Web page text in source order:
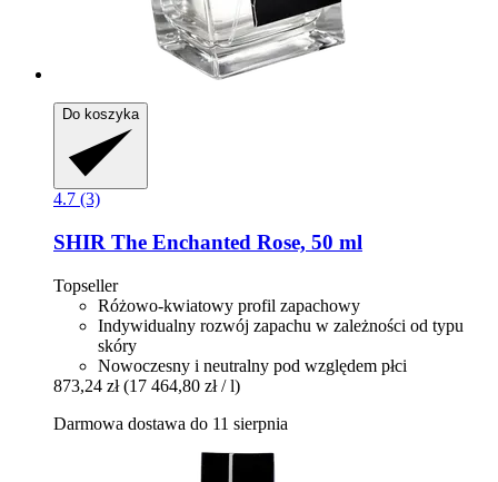
Do koszyka
4.7 (3)
SHIR The Enchanted Rose, 50 ml
Topseller
Różowo-kwiatowy profil zapachowy
Indywidualny rozwój zapachu w zależności od typu
skóry
Nowoczesny i neutralny pod względem płci
873,24 zł (17 464,80 zł / l)
Darmowa dostawa do 11 sierpnia